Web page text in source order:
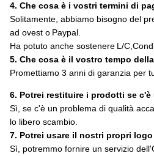
4. Che cosa è i vostri termini di
Solitamente, abbiamo bisogno del
ad ovest o Paypal.
Ha potuto anche sostenere L/C,
5. Che cosa è il vostro tempo
Promettiamo 3 anni di garanzia per
6. Potrei restituire i prodotti se
Sì, se c'è un problema di qualità
lo libero scambio.
7. Potrei usare il nostri propri
Sì, potremmo fornire un servizio